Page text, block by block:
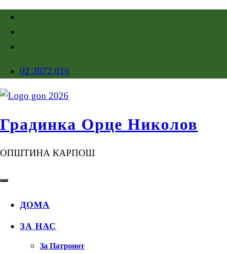
02 3072 016
Градинка Орце Николов
ОПШТИНА КАРПОШ
ДОМА
ЗА НАС
За Патронот